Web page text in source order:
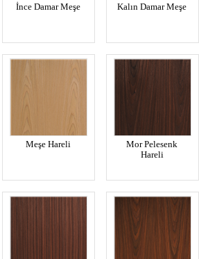
İnce Damar Meşe Kalın Damar Meşe
Meşe Hareli
Mor Pelesenk
Hareli